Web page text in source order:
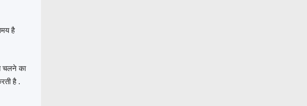
है
चलने का
है .